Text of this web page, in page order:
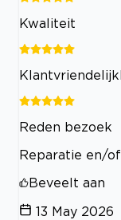
Kwaliteit
Reden bezoek
Reparatie en/
Beveelt aan
13 May 2026